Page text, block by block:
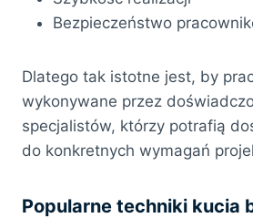
Bezpieczeństwo
Dlatego tak istotne jest, by
wykonywane przez
specjalistów, którzy potrafią
do konkretnych wymagań
Popularne techniki kucia